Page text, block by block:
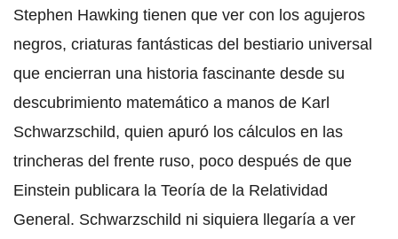
Stephen Hawking tienen que ver con los agujeros
negros, criaturas fantásticas del bestiario universal
que encierran una historia fascinante desde su
descubrimiento matemático a manos de Karl
Schwarzschild, quien apuró los cálculos en las
trincheras del frente ruso, poco después de que
Einstein publicara la Teoría de la Relatividad
General. Schwarzschild ni siquiera llegaría a ver